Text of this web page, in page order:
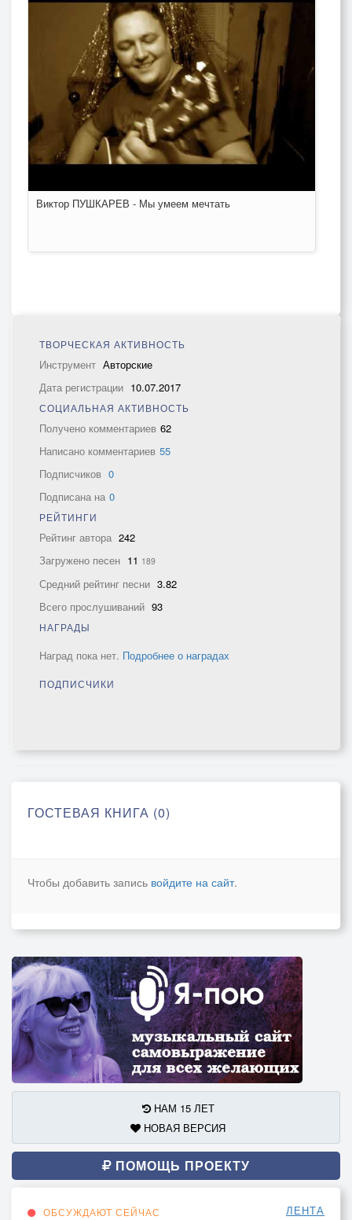
Виктор ПУШКАРЕВ - Мы умеем мечтать
ТВОРЧЕСКАЯ АКТИВНОСТЬ
Инструмент Авторские
Дата регистрации 10.07.2017
СОЦИАЛЬНАЯ АКТИВНОСТЬ
Получено комментариев 62
Написано комментариев 55
Подписчиков 0
Подписана на 0
РЕЙТИНГИ
Рейтинг автора 242
Загружено песен 11 189
Средний рейтинг песни 3.82
Всего прослушиваний 93
НАГРАДЫ
Наград пока нет. Подробнее о наградах
ПОДПИСЧИКИ
ГОСТЕВАЯ КНИГА (0)
Чтобы добавить запись войдите на сайт.
НАМ 15 ЛЕТ
НОВАЯ ВЕРСИЯ
ПОМОЩЬ ПРОЕКТУ
ОБСУЖДАЮТ СЕЙЧАС ЛЕНТА